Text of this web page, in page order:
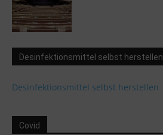
Desinfektionsmittel selbst herstellen
Desinfektionsmittel selbst herstellen
Covid